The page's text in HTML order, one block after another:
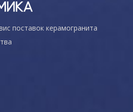
поставок керамогранита